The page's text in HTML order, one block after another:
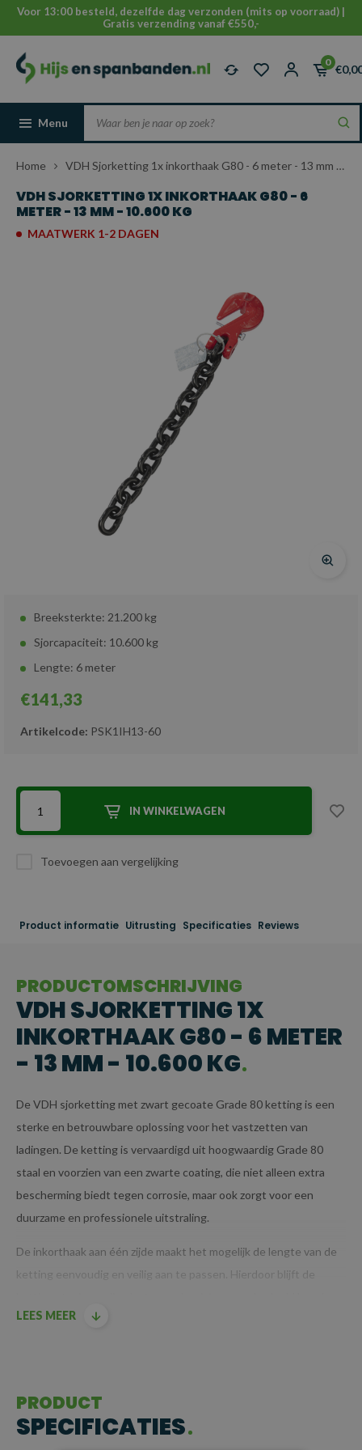
Voor 13:00 besteld, dezelfde dag verzonden (mits op voorraad) |
Gratis verzending vanaf €550,-
0
Menu
Home VDH Sjorketting 1x inkorthaak G80 - 6 meter - 13 mm - 10.600 kg
VDH SJORKETTING 1X INKORTHAAK G80 - 6
METER - 13 MM - 10.600 KG
MAATWERK 1-2 DAGEN
Breeksterkte: 21.200 kg
Sjorcapaciteit: 10.600 kg
Lengte: 6 meter
€141,33
Artikelcode: PSK1IH13-60
IN WINKELWAGEN
Toevoegen aan vergelijking
Product informatie Uitrusting Specificaties Reviews
PRODUCTOMSCHRIJVING
VDH SJORKETTING 1X
INKORTHAAK G80 - 6 METER
- 13 MM - 10.600 KG
De VDH sjorketting met zwart gecoate Grade 80 ketting is een
sterke en betrouwbare oplossing voor het vastzetten van
ladingen. De ketting is vervaardigd uit hoogwaardig Grade 80
staal en voorzien van een zwarte coating, die niet alleen extra
bescherming biedt tegen corrosie, maar ook zorgt voor een
duurzame en professionele uitstraling.
De inkorthaak aan één zijde maakt het mogelijk de lengte van de
ketting eenvoudig en veilig aan te passen. Hierdoor blijft de
Voor extra veiligheid wordt de ketting op spanning gebracht met
BELANGRIJKSTE KENMERKEN
LEES MEER
PRODUCT
SPECIFICATIES